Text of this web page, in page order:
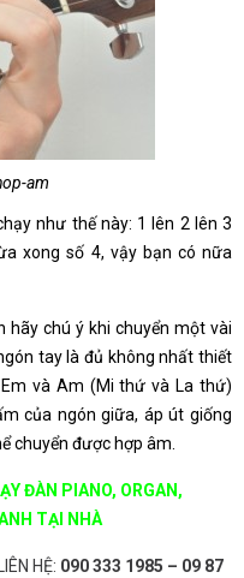
am
như thế này: 1 lên 2 lên 3
xong số 4, vậy bạn có nữa
chú ý khi chuyển một vài
tay là đủ không nhất thiết
và Am (Mi thứ và La thứ)
của ngón giữa, áp út giống
chuyển được hợp âm.
ĐÀN PIANO, ORGAN,
TẠI NHÀ
HỆ: 090 333 1985 – 09 87